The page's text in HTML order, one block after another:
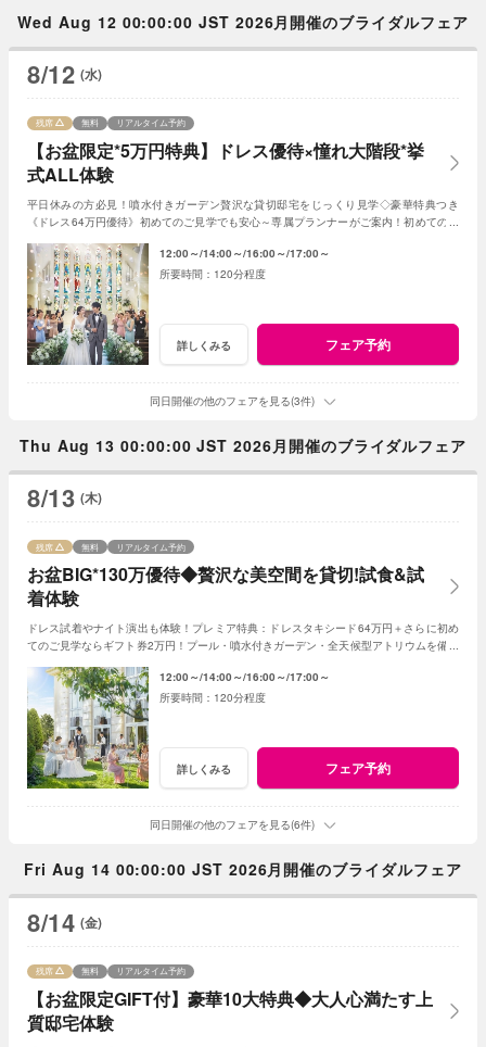
Wed Aug 12 00:00:00 JST 2026月開催のブライダルフェア
8/12 (水)
【お盆限定*5万円特典】ドレス優待×憧れ大階段*挙
式ALL体験
残席 無料 リアルタイム予約
平日休みの方必見！噴水付きガーデン贅沢な貸切邸宅をじっくり見学◇豪華特典つき
《ドレス64万円優待》初めてのご見学でも安心～専属プランナーがご案内！初めてのご
12:00～ 14:00～ 16:00～ 17:00～
120分程度
詳しくみる フェア予約
同日開催の他のフェアを見る(3件)
Thu Aug 13 00:00:00 JST 2026月開催のブライダルフェア
8/13 (木)
お盆BIG*130万優待◆贅沢な美空間を貸切!試食&試
着体験
残席 無料 リアルタイム予約
ドレス試着やナイト演出も体験！プレミア特典：ドレスタキシード64万円＋さらに初め
てのご見学ならギフト券2万円！プール・噴水付きガーデン・全天候型アトリウムを備え
12:00～ 14:00～ 16:00～ 17:00～
120分程度
詳しくみる フェア予約
同日開催の他のフェアを見る(6件)
Fri Aug 14 00:00:00 JST 2026月開催のブライダルフェア
8/14 (金)
【お盆限定GIFT付】豪華10大特典◆大人心満たす上
質邸宅体験
残席 無料 リアルタイム予約